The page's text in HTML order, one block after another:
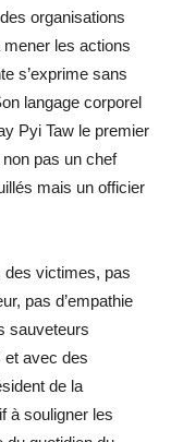
organisations
les actions
s’exprime sans
langage corporel
Pyi Taw le premier
pas un chef
mais un officier
des victimes, pas
pas d’empathie
sauveteurs
et avec des
de la
à souligner les